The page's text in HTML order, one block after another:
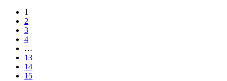
1
2
3
4
…
13
14
15